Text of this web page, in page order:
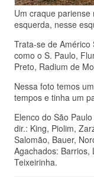
Um craque
esquerda, nesse
Trata-se de
como o S. Paulo,
Preto, Radium de
Nessa foto temos
tempos e tinha um
Elenco do São
dir.: King, Piolim,
Salomão, Bauer,
Agachados: Barrios,
Teixeirinha.